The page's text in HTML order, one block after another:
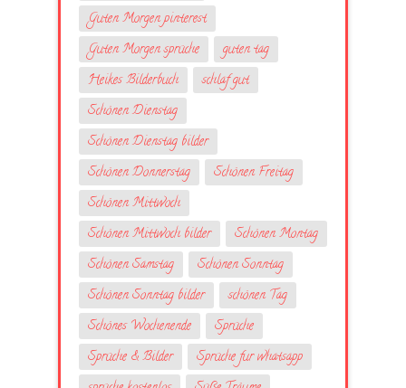
Guten Morgen pinterest
Guten Morgen sprüche
guten tag
Heikes Bilderbuch
schlaf gut
Schönen Dienstag
Schönen Dienstag bilder
Schönen Donnerstag
Schönen Freitag
Schönen Mittwoch
Schönen Mittwoch bilder
Schönen Montag
Schönen Samstag
Schönen Sonntag
Schönen Sonntag bilder
schönen Tag
Schönes Wochenende
Sprüche
Sprüche & Bilder
Sprüche fur whatsapp